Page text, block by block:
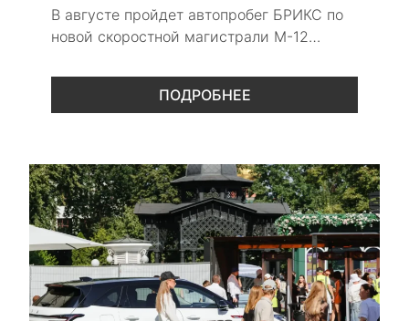
В августе пройдет автопробег БРИКС по
новой скоростной магистрали М-12
Премиальный бренд HONGQI представит
на маршруте десять автомобилей,
власти, бизнеса и дипломатического
корпуса, а его финал состоится на ВДНХ,
где пройдет выставка автомобилей
HONGQI. Событие подчеркивает роль
России в международных транспортных
проектах и усиливает позиции бренда на
российском рынке.
ПОДРОБНЕЕ